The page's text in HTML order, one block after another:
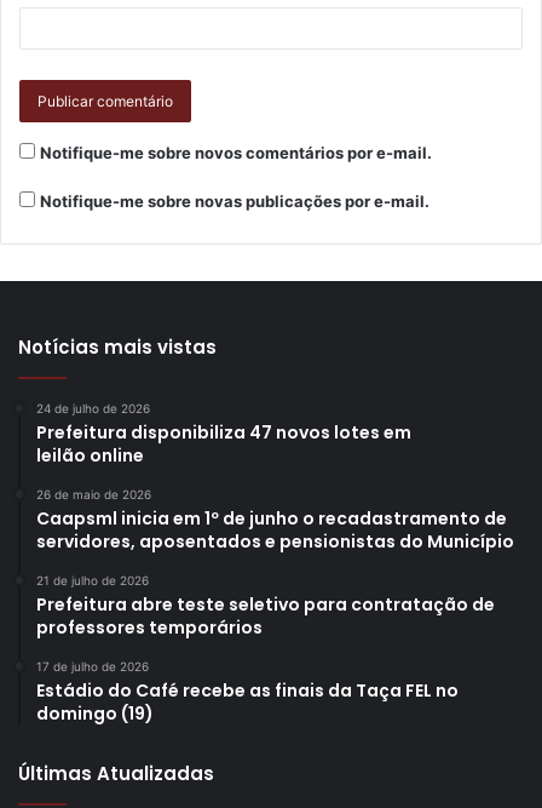
Notifique-me sobre novos comentários por e-mail.
Notifique-me sobre novas publicações por e-mail.
Notícias mais vistas
24 de julho de 2026
Prefeitura disponibiliza 47 novos lotes em
leilão online
26 de maio de 2026
Caapsml inicia em 1º de junho o recadastramento de
servidores, aposentados e pensionistas do Município
21 de julho de 2026
Prefeitura abre teste seletivo para contratação de
professores temporários
17 de julho de 2026
Estádio do Café recebe as finais da Taça FEL no
domingo (19)
Últimas Atualizadas